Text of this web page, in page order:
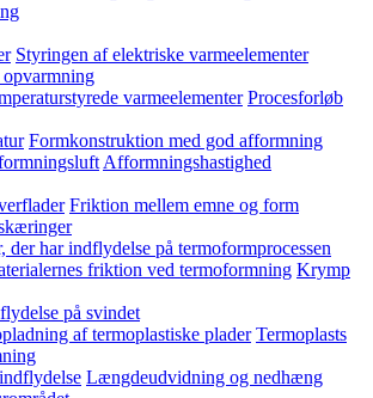
Styringen af elektriske varmeelementer
opvarmning
varmeelementer Procesforløb
Formkonstruktion med god afformning
Afformningshastighed
Friktion mellem emne og form
der har indflydelse på termoformprocessen
friktion ved termoformning Krymp
på svindet
af termoplastiske plader Termoplasts
Længdeudvidning og nedhæng